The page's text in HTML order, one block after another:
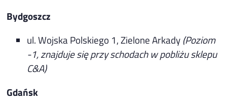
Bydgoszcz
ul. Wojska Polskiego 1, Zielone Arkady (Poziom
-1, znajduje się przy schodach w pobliżu sklepu
C&A)
Gdańsk